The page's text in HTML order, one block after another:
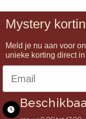
Mystery
Meld je nu aan voor
unieke korting direct